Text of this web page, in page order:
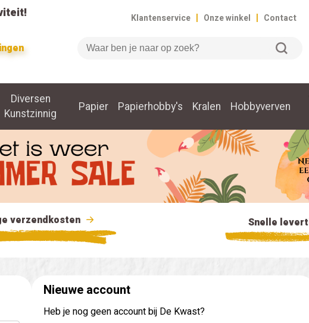
Klantenservice | Onze winkel | Contact
Diversen
Kunstzinnig
Papier Papierhobby's Kralen Hobbyverven
verzendkosten Snelle
Nieuwe account
Heb je nog geen account bij De Kwast?